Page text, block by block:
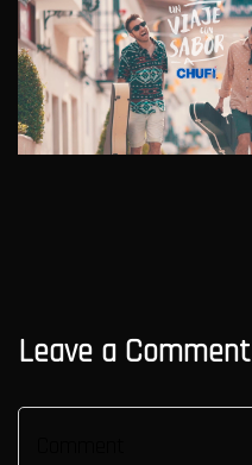
Leave a Comment